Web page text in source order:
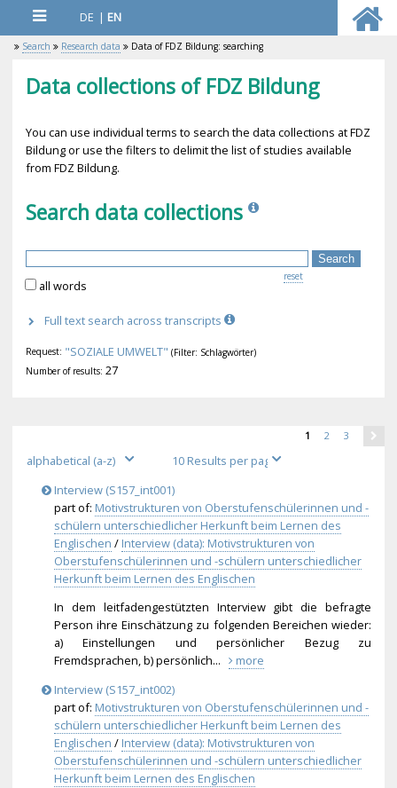
DE | EN
Search Research data Data of FDZ Bildung: searching
Data collections of FDZ Bildung
You can use individual terms to search the data collections at FDZ
Bildung or use the filters to delimit the list of studies available
from FDZ Bildung.
Search data collections
all words
reset
Full text search across transcripts
Request: "SOZIALE UMWELT" (Filter: Schlagwörter)
Number of results: 27
1 23
Interview (S157_int001)
part of: Motivstrukturen von Oberstufenschülerinnen und -
schülern unterschiedlicher Herkunft beim Lernen des
Englischen / Interview (data): Motivstrukturen von
Oberstufenschülerinnen und -schülern unterschiedlicher
Herkunft beim Lernen des Englischen
In dem leitfadengestützten Interview gibt die befragte
Person ihre Einschätzung zu folgenden Bereichen wieder:
a) Einstellungen und persönlicher Bezug zu
Fremdsprachen, b) persönlich...
more
Interview (S157_int002)
part of: Motivstrukturen von Oberstufenschülerinnen und -
schülern unterschiedlicher Herkunft beim Lernen des
Englischen / Interview (data): Motivstrukturen von
Oberstufenschülerinnen und -schülern unterschiedlicher
Herkunft beim Lernen des Englischen